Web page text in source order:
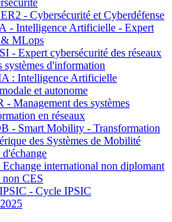
- Cybersécurité et Cyberdéfense
- Intelligence Artificielle - Expert
MLops
- Expert cybersécurité des réseaux
systèmes d'information
: Intelligence Artificielle
et autonome
- Management des systèmes
en réseaux
- Smart Mobility - Transformation
des Systèmes de Mobilité
international non diplomant
non CES
- Cycle IPSIC